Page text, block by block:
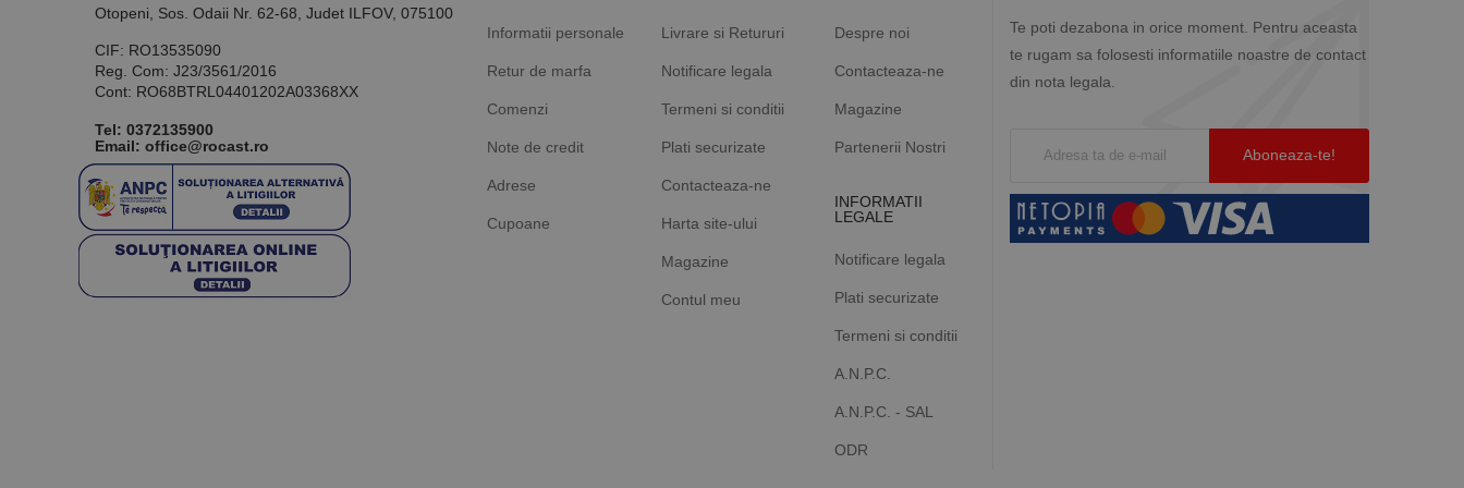
Otopeni, Sos. Odaii Nr. 62-68, Judet ILFOV, 075100
CIF: RO13535090
Reg. Com: J23/3561/2016
Cont: RO68BTRL04401202A03368XX
Tel: 0372135900
Email: office@rocast.ro
Informatii personale
Retur de marfa
Comenzi
Note de credit
Adrese
Cupoane
Livrare si Retururi
Notificare legala
Termeni si conditii
Plati securizate
Contacteaza-ne
Harta site-ului
Magazine
Contul meu
Despre noi
Contacteaza-ne
Magazine
Partenerii Nostri
INFORMATII
LEGALE
Notificare legala
Plati securizate
Termeni si conditii
A.N.P.C.
A.N.P.C. - SAL
ODR
Te poti dezabona in orice moment. Pentru aceasta
te rugam sa folosesti informatiile noastre de contact
din nota legala.